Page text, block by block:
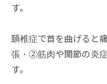
す。
頚椎症で首を曲げると
張・②筋肉や関節の炎
す。